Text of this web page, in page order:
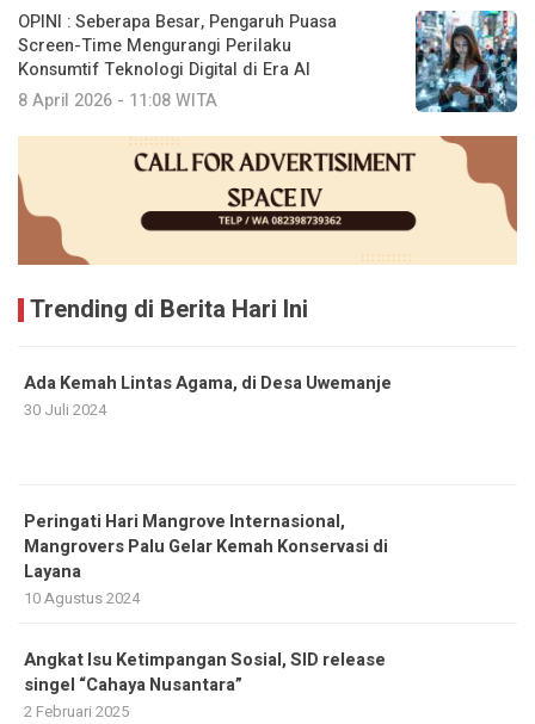
OPINI : Seberapa Besar, Pengaruh Puasa
Screen-Time Mengurangi Perilaku
Konsumtif Teknologi Digital di Era AI
8 April 2026 - 11:08 WITA
Trending di Berita Hari Ini
Ada Kemah Lintas Agama, di Desa Uwemanje
30 Juli 2024
Peringati Hari Mangrove Internasional,
Mangrovers Palu Gelar Kemah Konservasi di
Layana
10 Agustus 2024
Angkat Isu Ketimpangan Sosial, SID release
singel “Cahaya Nusantara”
2 Februari 2025